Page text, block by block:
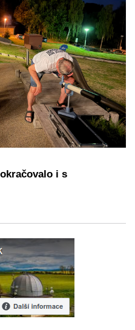
i s